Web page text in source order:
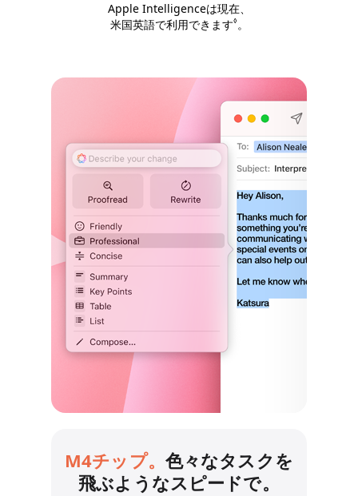
Apple Intelligenceは現在、
米国英語で利用できます◊免責事項を参照
。
M4チップ。 色々なタスクを
飛ぶようなスピードで。